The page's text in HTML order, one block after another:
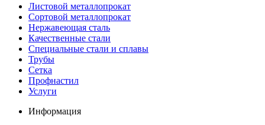
Листовой металлопрокат
Сортовой металлопрокат
Нержавеющая сталь
Качественные стали
Специальные стали и сплавы
Трубы
Сетка
Профнастил
Услуги
Информация